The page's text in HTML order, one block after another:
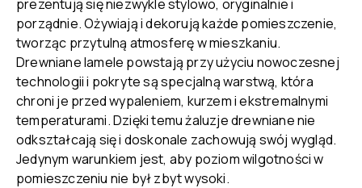
prezentują się niezwykle stylowo, oryginalnie i
porządnie. Ożywiają i dekorują każde pomieszczenie,
tworząc przytulną atmosferę w mieszkaniu.
Drewniane lamele powstają przy użyciu nowoczesnej
technologii i pokryte są specjalną warstwą, która
chroni je przed wypaleniem, kurzem i ekstremalnymi
temperaturami. Dzięki temu żaluzje drewniane nie
odkształcają się i doskonale zachowują swój wygląd.
Jedynym warunkiem jest, aby poziom wilgotności w
pomieszczeniu nie był zbyt wysoki.